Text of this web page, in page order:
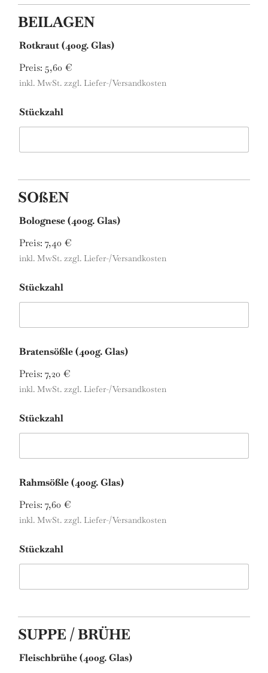
BEILAGEN
Rotkraut (400g. Glas)
Preis: 5,60 €
inkl. MwSt. zzgl. Liefer-/Versandkosten
Stückzahl
SOßEN
Bolognese (400g. Glas)
Preis: 7,40 €
inkl. MwSt. zzgl. Liefer-/Versandkosten
Stückzahl
Bratensößle (400g. Glas)
Preis: 7,20 €
inkl. MwSt. zzgl. Liefer-/Versandkosten
Stückzahl
Rahmsößle (400g. Glas)
Preis: 7,60 €
inkl. MwSt. zzgl. Liefer-/Versandkosten
Stückzahl
SUPPE / BRÜHE
Fleischbrühe (400g. Glas)